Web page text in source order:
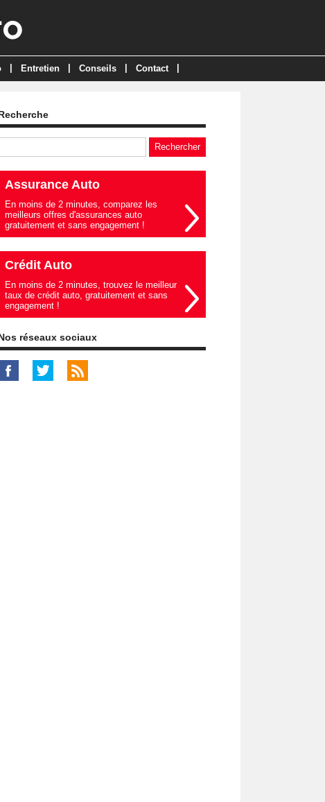
Entretien Conseils Contact
Assurance Auto
En moins de 2 minutes, comparez les
meilleurs offres d'assurances auto
gratuitement et sans engagement !
Crédit Auto
En moins de 2 minutes, trouvez le meilleur
taux de crédit auto, gratuitement et sans
engagement !
réseaux sociaux